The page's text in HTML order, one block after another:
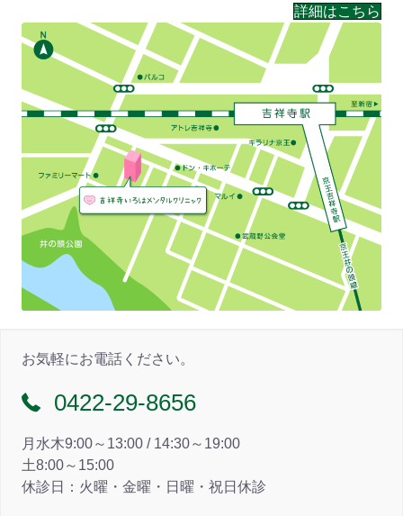
詳細はこちら
お気軽にお電話ください。
0422-29-8656
月水木9:00～13:00 / 14:30～19:00
土8:00～15:00
休診日：火曜・金曜・日曜・祝日休診